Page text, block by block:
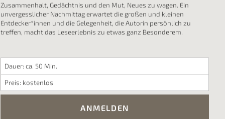
Zusammenhalt, Gedächtnis und den Mut, Neues zu wagen. Ein
unvergesslicher Nachmittag erwartet die großen und kleinen
Entdecker*innen und die Gelegenheit, die Autorin persönlich zu
treffen, macht das Leseerlebnis zu etwas ganz Besonderem.
Dauer: ca. 50 Min.
Preis: kostenlos
ANMELDEN